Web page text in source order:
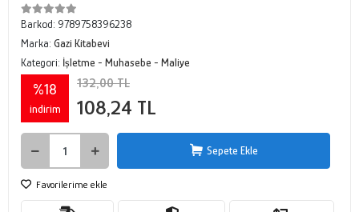
Barkod: 9789758396238
Marka: Gazi Kitabevi
Kategori: İşletme - Muhasebe - Maliye
%18
indirim
132,00 TL
108,24 TL
Sepete Ekle
Favorilerime ekle